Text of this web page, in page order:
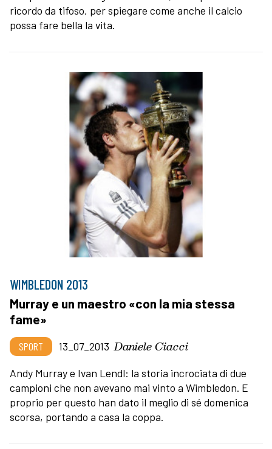
ricordo da tifoso, per spiegare come anche il calcio
possa fare bella la vita.
WIMBLEDON 2013
Murray e un maestro «con la mia stessa
fame»
SPORT 13_07_2013 Daniele Ciacci
Andy Murray e Ivan Lendl: la storia incrociata di due
campioni che non avevano mai vinto a Wimbledon. E
proprio per questo han dato il meglio di sé domenica
scorsa, portando a casa la coppa.